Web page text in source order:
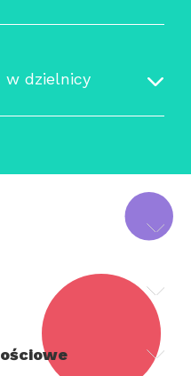
w dzielnicy